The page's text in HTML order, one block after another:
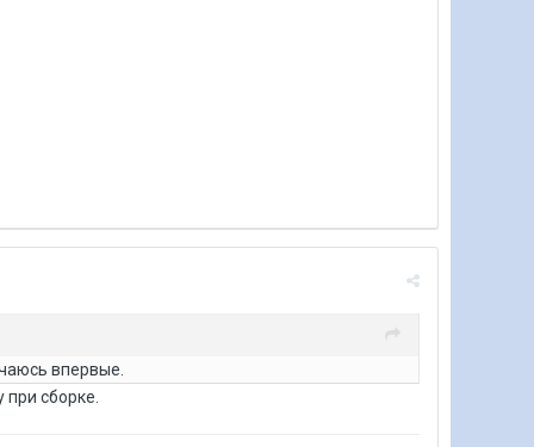
впервые.
сборке.